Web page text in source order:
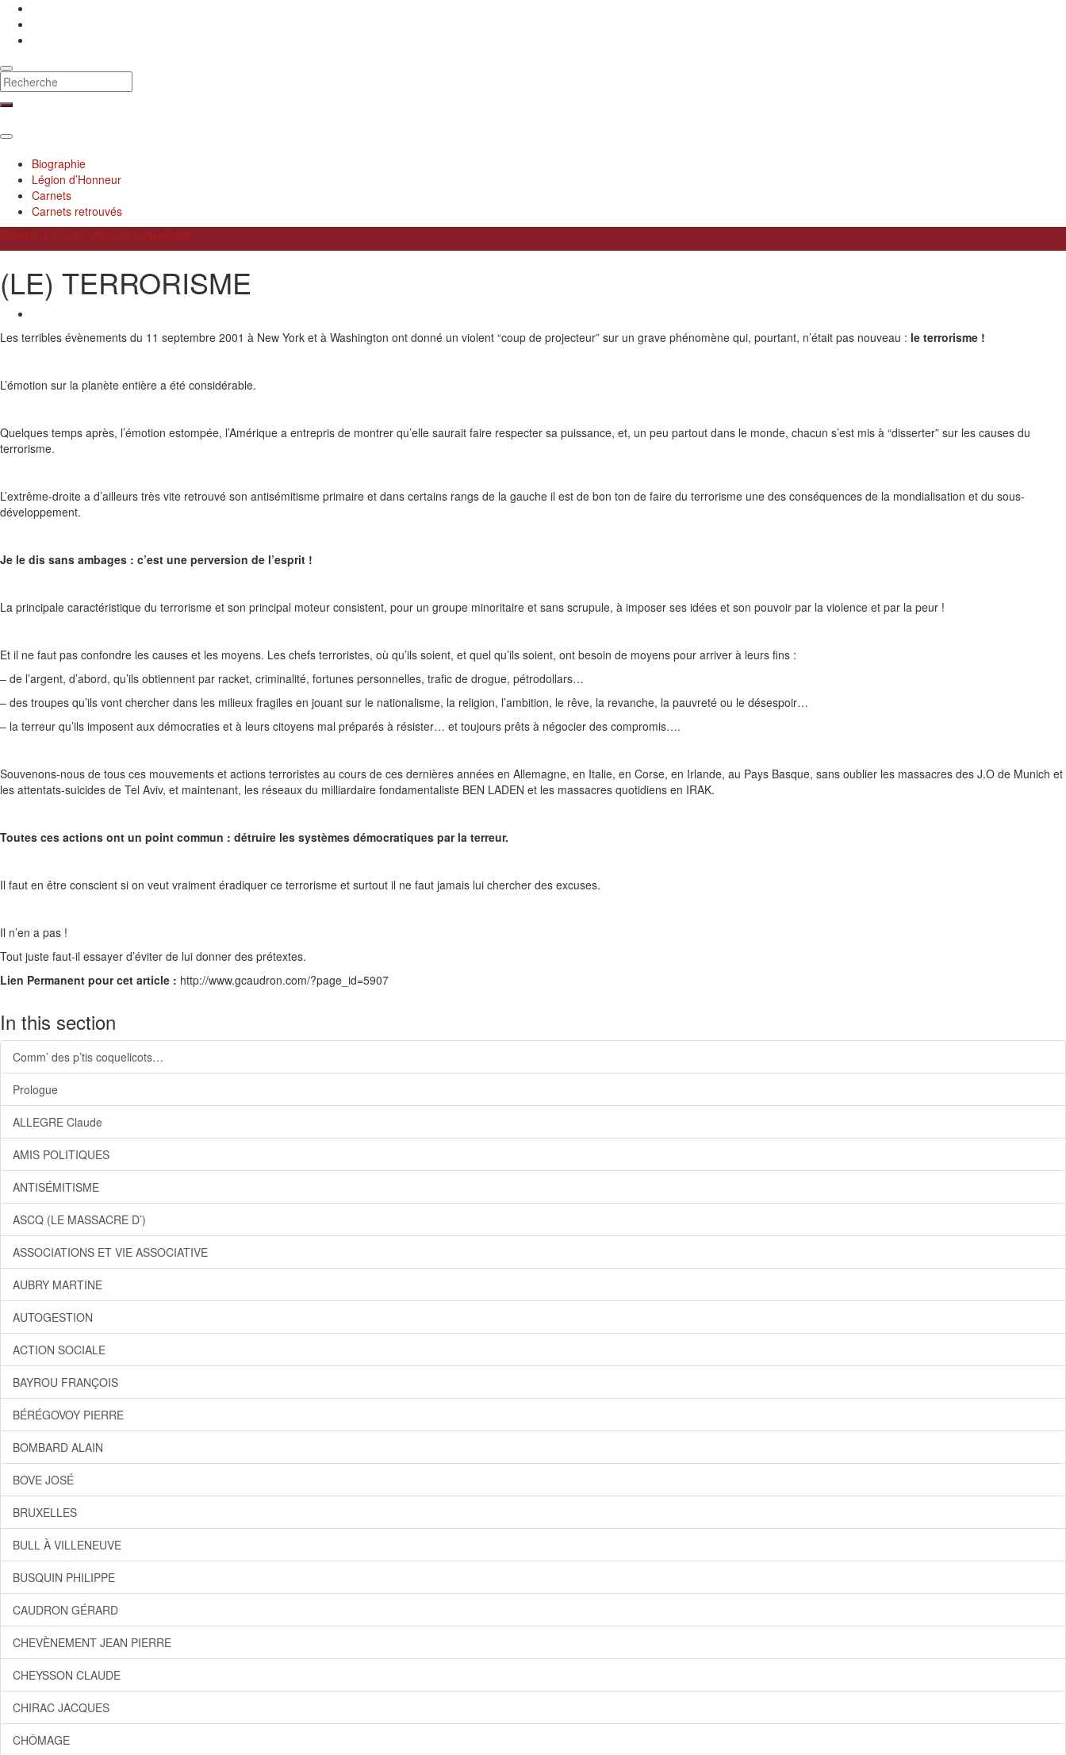
Toggle
search
form
Toggle
navigation
Biographie
Légion d’Honneur
Carnets
Carnets retrouvés
Revenir à Comm’ des p’tis coquelicots…
(LE) TERRORISME
Les terribles évènements du 11 septembre 2001 à New York et à Washington ont donné un violent “coup de projecteur” sur un grave phénomène qui, pourtant, n’était pas nouveau : le terrorisme !
L’émotion sur la planète entière a été considérable.
Quelques temps après, l’émotion estompée, l’Amérique a entrepris de montrer qu’elle saurait faire respecter sa puissance, et, un peu partout dans le monde, chacun s’est mis à “disserter” sur les causes du
terrorisme.
L’extrême-droite a d’ailleurs très vite retrouvé son antisémitisme primaire et dans certains rangs de la gauche il est de bon ton de faire du terrorisme une des conséquences de la mondialisation et du sous-
développement.
Je le dis sans ambages : c’est une perversion de l’esprit !
La principale caractéristique du terrorisme et son principal moteur consistent, pour un groupe minoritaire et sans scrupule, à imposer ses idées et son pouvoir par la violence et par la peur !
Et il ne faut pas confondre les causes et les moyens. Les chefs terroristes, où qu’ils soient, et quel qu’ils soient, ont besoin de moyens pour arriver à leurs fins :
– de l’argent, d’abord, qu’ils obtiennent par racket, criminalité, fortunes personnelles, trafic de drogue, pétrodollars…
– des troupes qu’ils vont chercher dans les milieux fragiles en jouant sur le nationalisme, la religion, l’ambition, le rêve, la revanche, la pauvreté ou le désespoir…
– la terreur qu’ils imposent aux démocraties et à leurs citoyens mal préparés à résister… et toujours prêts à négocier des compromis….
Souvenons-nous de tous ces mouvements et actions terroristes au cours de ces dernières années en Allemagne, en Italie, en Corse, en Irlande, au Pays Basque, sans oublier les massacres des J.O de Munich et
les attentats-suicides de Tel Aviv, et maintenant, les réseaux du milliardaire fondamentaliste BEN LADEN et les massacres quotidiens en IRAK.
Toutes ces actions ont un point commun : détruire les systèmes démocratiques par la terreur.
Il faut en être conscient si on veut vraiment éradiquer ce terrorisme et surtout il ne faut jamais lui chercher des excuses.
Il n’en a pas !
Tout juste faut-il essayer d’éviter de lui donner des prétextes.
Lien Permanent pour cet article : http://www.gcaudron.com/?page_id=5907
In this section
Comm’ des p’tis coquelicots…
Prologue
ALLEGRE Claude
AMIS POLITIQUES
ANTISÉMITISME
ASCQ (LE MASSACRE D’)
ASSOCIATIONS ET VIE ASSOCIATIVE
AUBRY MARTINE
AUTOGESTION
ACTION SOCIALE
BAYROU FRANÇOIS
BÉRÉGOVOY PIERRE
BOMBARD ALAIN
BOVE JOSÉ
BRUXELLES
BULL À VILLENEUVE
BUSQUIN PHILIPPE
CAUDRON GÉRARD
CHEVÈNEMENT JEAN PIERRE
CHEYSSON CLAUDE
CHIRAC JACQUES
CHÔMAGE